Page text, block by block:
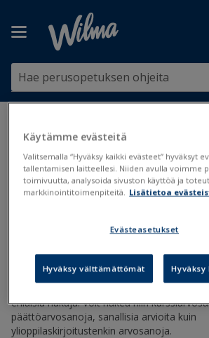
järjestäminen> Suoritustietojen haut
Suoritustietojen haut
Suoritustietoja voi hakea, vertailla ja
erilaisia hakuja. Voit hakea niin
päättöarvosanoja, sanallisia arvioita kuin
ylioppilaskirjoitustenkin arvosanoja.
Käytämme evästeitä
Valitsemalla “Hyväksy kaikki evästeet” hyväksyt
tallentamisen laitteellesi. Niiden avulla voimme
toimivuutta, analysoida sivuston käyttöä ja
markkinointitoimenpiteitä. Lisätietoa
Evästeasetukset
Hyväksy välttämättömät